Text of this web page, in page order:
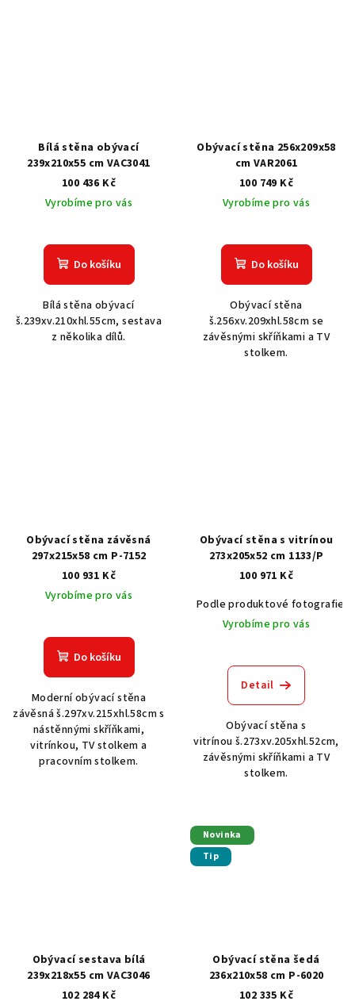
Bílá stěna obývací
239x210x55 cm VAC3041
100 436 Kč
Vyrobíme pro vás
Do košíku
Bílá stěna obývací
š.239xv.210xhl.55cm, sestava
z několika dílů.
Obývací stěna 256x209x58
cm VAR2061
100 749 Kč
Vyrobíme pro vás
Do košíku
Obývací stěna
š.256xv.209xhl.58cm se
závěsnými skříňkami a TV
stolkem.
Obývací stěna závěsná
297x215x58 cm P-7152
100 931 Kč
Vyrobíme pro vás
Do košíku
Moderní obývací stěna
závěsná š.297xv.215xhl.58cm s
nástěnnými skříňkami,
vitrínkou, TV stolkem a
pracovním stolkem.
Obývací stěna s vitrínou
273x205x52 cm 1133/P
100 971 Kč
Podle produktové fotografie
Vyrobíme pro vás
Detail
Obývací stěna s
vitrínou š.273xv.205xhl.52cm,
závěsnými skříňkami a TV
stolkem.
Obývací sestava bílá
239x218x55 cm VAC3046
102 284 Kč
Novinka
Tip
Obývací stěna šedá
236x210x58 cm P-6020
102 335 Kč